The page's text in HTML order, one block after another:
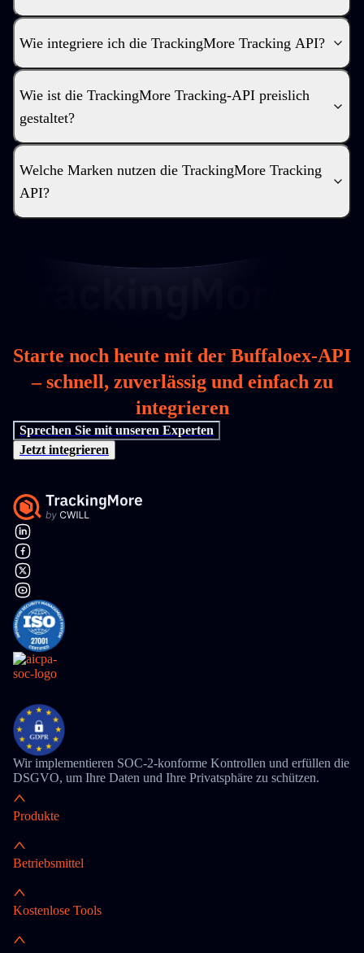
Wie integriere ich die TrackingMore Tracking API?
Wie ist die TrackingMore Tracking-API preislich
gestaltet?
Welche Marken nutzen die TrackingMore Tracking
API?
Starte noch heute mit der Buffaloex-API
– schnell, zuverlässig und einfach zu
integrieren
Sprechen Sie mit unseren Experten
Jetzt integrieren
Wir implementieren SOC-2-konforme Kontrollen und erfüllen die
DSGVO, um Ihre Daten und Ihre Privatsphäre zu schützen.
Produkte
Betriebsmittel
Kostenlose Tools